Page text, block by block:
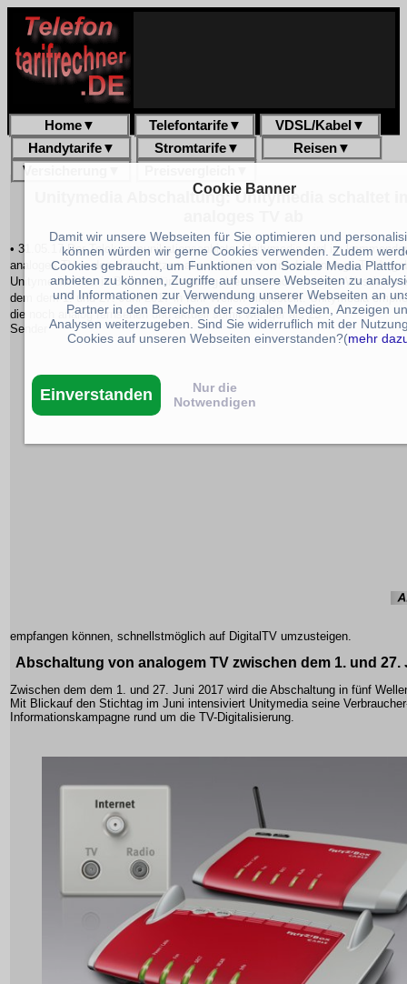
Home▼ Telefontarife▼ VDSL/Kabel ▼
Handytarife▼ Stromtarife▼ Reisen▼
Versicherung
Unitymedia Abschaltung: Unitymedia schaltet
• 31.05.17 Der Telekommunikationsanbieter Unitymedia wird im
analoges TV in den Kabelnetzen abschalten. So wird das analoge TV-
Unitymedia Netz in Baden-Württemberg, Hessen und Nordrhein-Westfalen
dem dem 1. und 27. Juni 2017 in fünf Wellen eingestellt. Unitymedia
die noch analog fernsehen und aktuell somit weniger als 25
Sender
empfangen können, schnellstmöglich auf DigitalTV umzusteigen.
Abschaltung von analogem TV zwischen dem 1. und 27.
Zwischen dem dem 1. und 27. Juni 2017 wird die Abschaltung in fünf
Mit Blickauf den Stichtag im Juni intensiviert Unitymedia seine
Informationskampagne rund um die TV-Digitalisierung.
Cookie Banner
Damit wir unsere Webseiten für Sie optimieren und
können würden wir gerne Cookies verwenden. Zudem
Cookies gebraucht, um Funktionen von Soziale Media
anbieten zu können, Zugriffe auf unsere Webseiten zu
und Informationen zur Verwendung unserer Webseiten an
Partner in den Bereichen der sozialen Medien, Anzeigen
Analysen weiterzugeben. Sind Sie widerruflich mit der
Cookies auf unseren Webseiten einverstanden?(mehr
Einverstanden
Nur die
Notwendigen